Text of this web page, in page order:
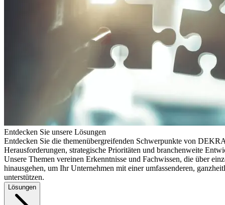
Entdecken Sie unsere Lösungen
Entdecken Sie die themenübergreifenden Schwerpunkte von
Herausforderungen, strategische Prioritäten und branchenweite
Unsere Themen vereinen Erkenntnisse und Fachwissen, die über
hinausgehen, um Ihr Unternehmen mit einer umfassenderen,
unterstützen.
Lösungen